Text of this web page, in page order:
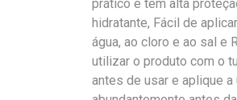
prático e tem alta
hidratante, Fácil de
água, ao cloro e ao sal e
utilizar o produto com o
antes de usar e aplique